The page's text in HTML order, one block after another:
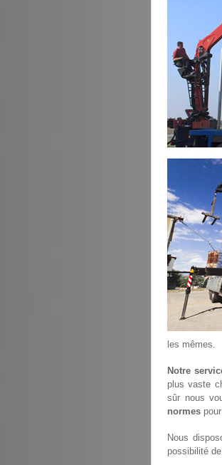
les mêmes.
Notre
plus vaste
sûr nous
normes
Nous
possibilité